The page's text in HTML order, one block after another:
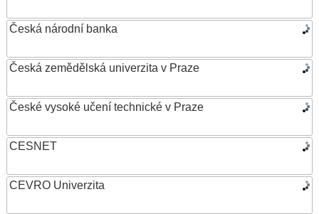
Česká národní banka
Česká zemědělská univerzita v Praze
České vysoké učení technické v Praze
CESNET
CEVRO Univerzita